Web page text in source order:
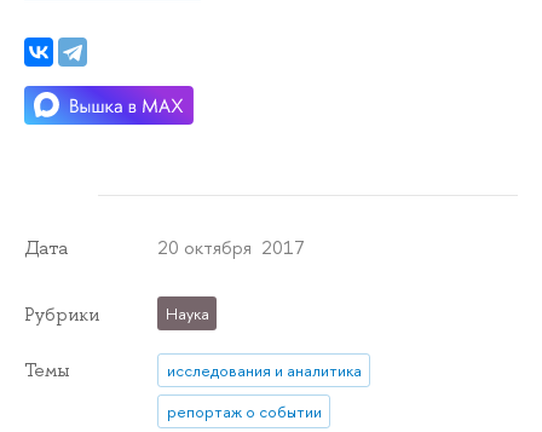
Дата 20 октября 2017
Рубрики Наука
Темы
исследования и аналитика
репортаж о событии